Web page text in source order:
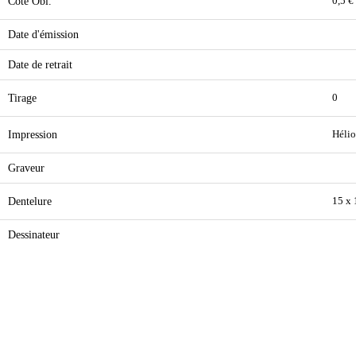
Date d'émission
Date de retrait
Tirage 0
Impression
Graveur
Dentelure 15 x
Dessinateur